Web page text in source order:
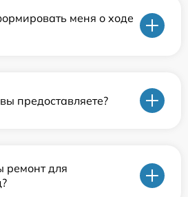
меня о ходе
предоставляете?
ремонт для